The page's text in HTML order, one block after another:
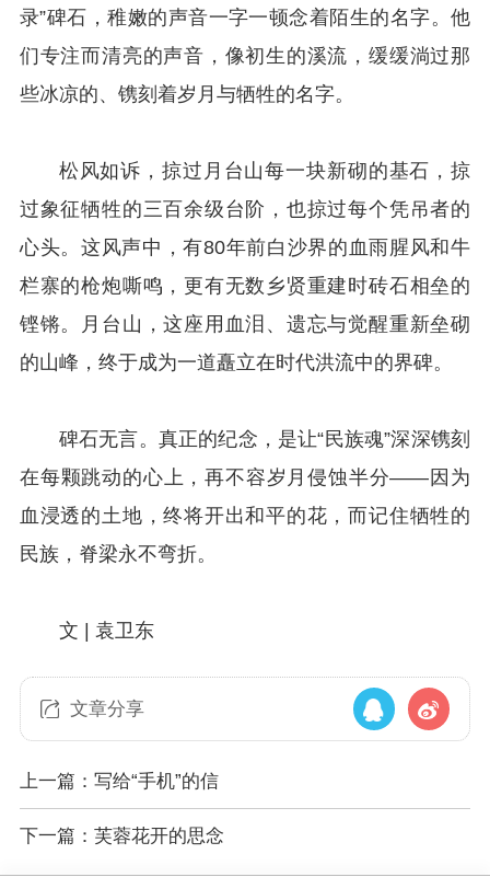
录”碑石，稚嫩的声音一字一顿念着陌生的名字。他
们专注而清亮的声音，像初生的溪流，缓缓淌过那
些冰凉的、镌刻着岁月与牺牲的名字。
松风如诉，掠过月台山每一块新砌的基石，掠
过象征牺牲的三百余级台阶，也掠过每个凭吊者的
心头。这风声中，有80年前白沙界的血雨腥风和牛
栏寨的枪炮嘶鸣，更有无数乡贤重建时砖石相垒的
铿锵。月台山，这座用血泪、遗忘与觉醒重新垒砌
的山峰，终于成为一道矗立在时代洪流中的界碑。
碑石无言。真正的纪念，是让“民族魂”深深镌刻
在每颗跳动的心上，再不容岁月侵蚀半分——因为
血浸透的土地，终将开出和平的花，而记住牺牲的
民族，脊梁永不弯折。
文 | 袁卫东
文章分享
上一篇：写给“手机”的信
下一篇：芙蓉花开的思念